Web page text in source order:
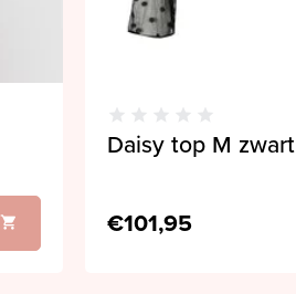
Daisy top M zwart
€101,95